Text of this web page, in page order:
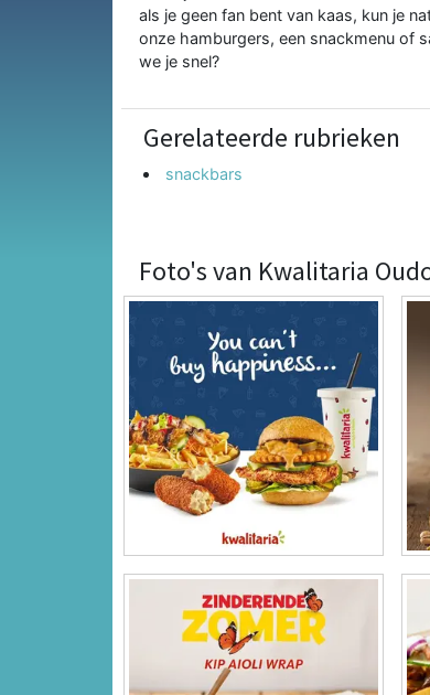
als je geen fan bent van kaas, kun je
onze hamburgers, een snackmenu of
we je snel?
Gerelateerde rubrieken
snackbars
Foto's van Kwalitaria